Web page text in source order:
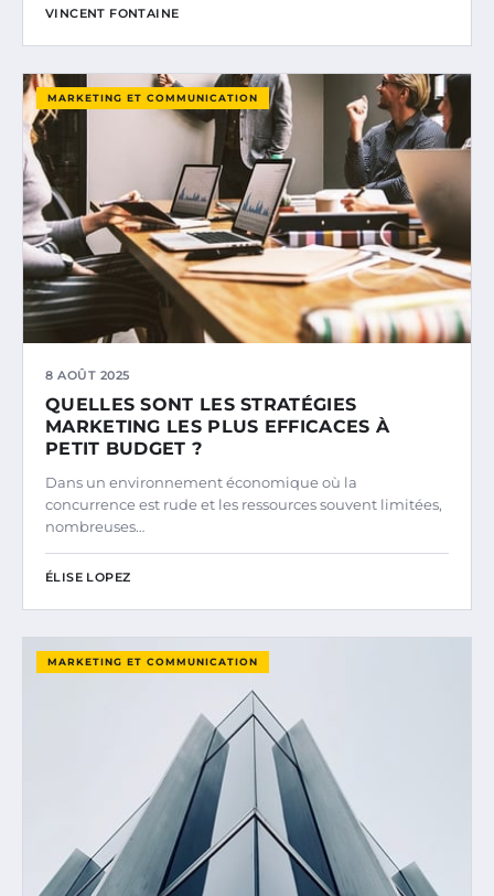
VINCENT FONTAINE
MARKETING ET COMMUNICATION
8 AOÛT 2025
QUELLES SONT LES STRATÉGIES
MARKETING LES PLUS EFFICACES À
PETIT BUDGET ?
Dans un environnement économique où la
concurrence est rude et les ressources souvent limitées,
nombreuses…
ÉLISE LOPEZ
MARKETING ET COMMUNICATION